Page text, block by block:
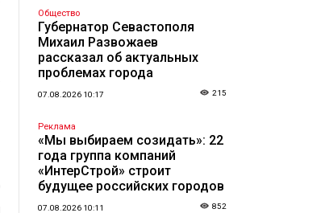
Общество
Губернатор Севастополя
Михаил Развожаев
рассказал об актуальных
проблемах города
07.08.2026 10:17 215
Реклама
«Мы выбираем созидать»: 22
года группа компаний
«ИнтерСтрой» строит
будущее российских городов
07.08.2026 10:11 852